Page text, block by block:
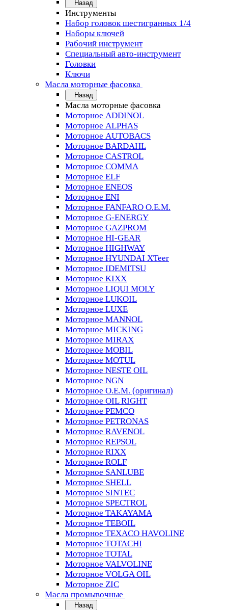
Назад
Инструменты
Набор головок шестигранных 1/4
Наборы ключей
Рабочий инструмент
Специальный авто-инструмент
Головки
Ключи
Масла моторные фасовка
Назад
Масла моторные фасовка
Моторное ADDINOL
Моторное ALPHAS
Моторное AUTOBACS
Моторное BARDAHL
Моторное CASTROL
Моторное COMMA
Моторное ELF
Моторное ENEOS
Моторное ENI
Моторное FANFARO O.E.M.
Моторное G-ENERGY
Моторное GAZPROM
Моторное HI-GEAR
Моторное HIGHWAY
Моторное HYUNDAI XTeer
Моторное IDEMITSU
Моторное KIXX
Моторное LIQUI MOLY
Моторное LUKOIL
Моторное LUXE
Моторное MANNOL
Моторное MICKING
Моторное MIRAX
Моторное MOBIL
Моторное MOTUL
Моторное NESTE OIL
Моторное NGN
Моторное O.E.M. (оригинал)
Моторное OIL RIGHT
Моторное PEMCO
Моторное PETRONAS
Моторное RAVENOL
Моторное REPSOL
Моторное RIXX
Моторное ROLF
Моторное SANLUBE
Моторное SHELL
Моторное SINTEC
Моторное SPECTROL
Моторное TAKAYAMA
Моторное TEBOIL
Моторное TEXACO HAVOLINE
Моторное TOTACHI
Моторное TOTAL
Моторное VALVOLINE
Моторное VOLGA OIL
Моторное ZIC
Масла промывочные
Назад